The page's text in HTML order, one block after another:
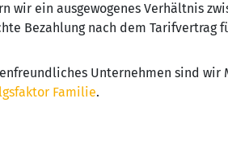
wir ein ausgewogenes Verhältnis
Bezahlung nach dem Tarifvertrag
Unternehmen sind wir
Familie.